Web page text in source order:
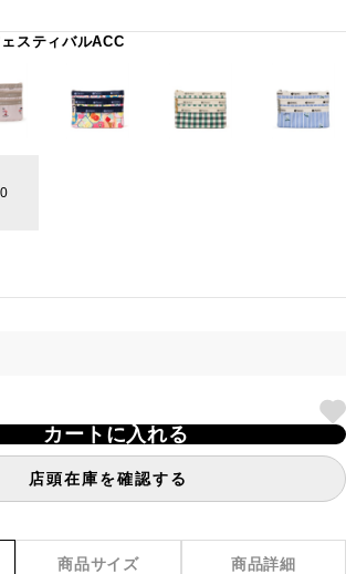
スティバルACC
カートに入れる
店頭在庫を確認する
商品サイズ 商品詳細